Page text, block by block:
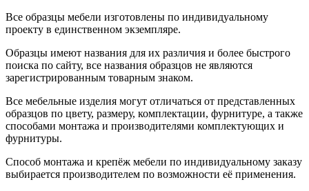
Все образцы мебели изготовлены по индивидуальному
проекту в единственном экземпляре.
Образцы имеют названия для их различия и более быстрого
поиска по сайту, все названия образцов не являются
зарегистрированным товарным знаком.
Все мебельные изделия могут отличаться от представленных
образцов по цвету, размеру, комплектации, фурнитуре, а также
способами монтажа и производителями комплектующих и
фурнитуры.
Способ монтажа и крепёж мебели по индивидуальному заказу
выбирается производителем по возможности её применения.